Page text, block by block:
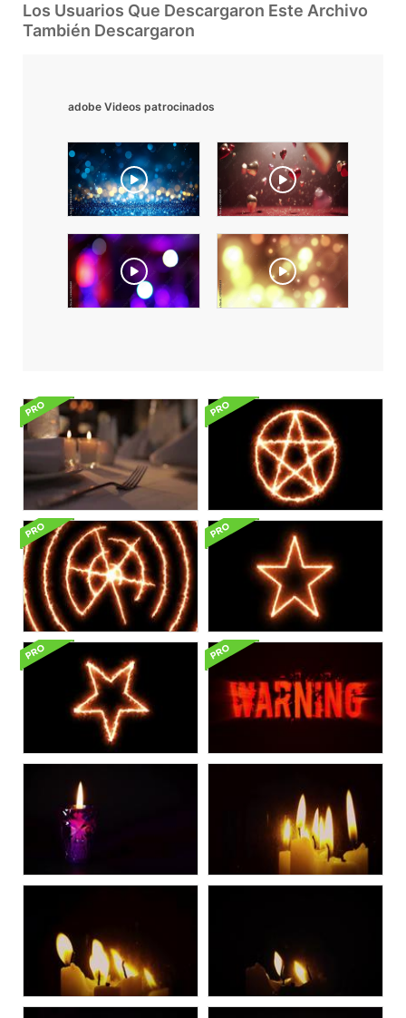
Los Usuarios Que Descargaron Este Archivo
También Descargaron
adobe Videos patrocinados